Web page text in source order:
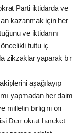
Parti iktidarda ve
kazanmak için her
ve iktidarını
öncelikli tuttu iç
zikzaklar yaparak bir
aşağılayıp
yapmadan her daim
milletin birliğini ön
Demokrat hareket